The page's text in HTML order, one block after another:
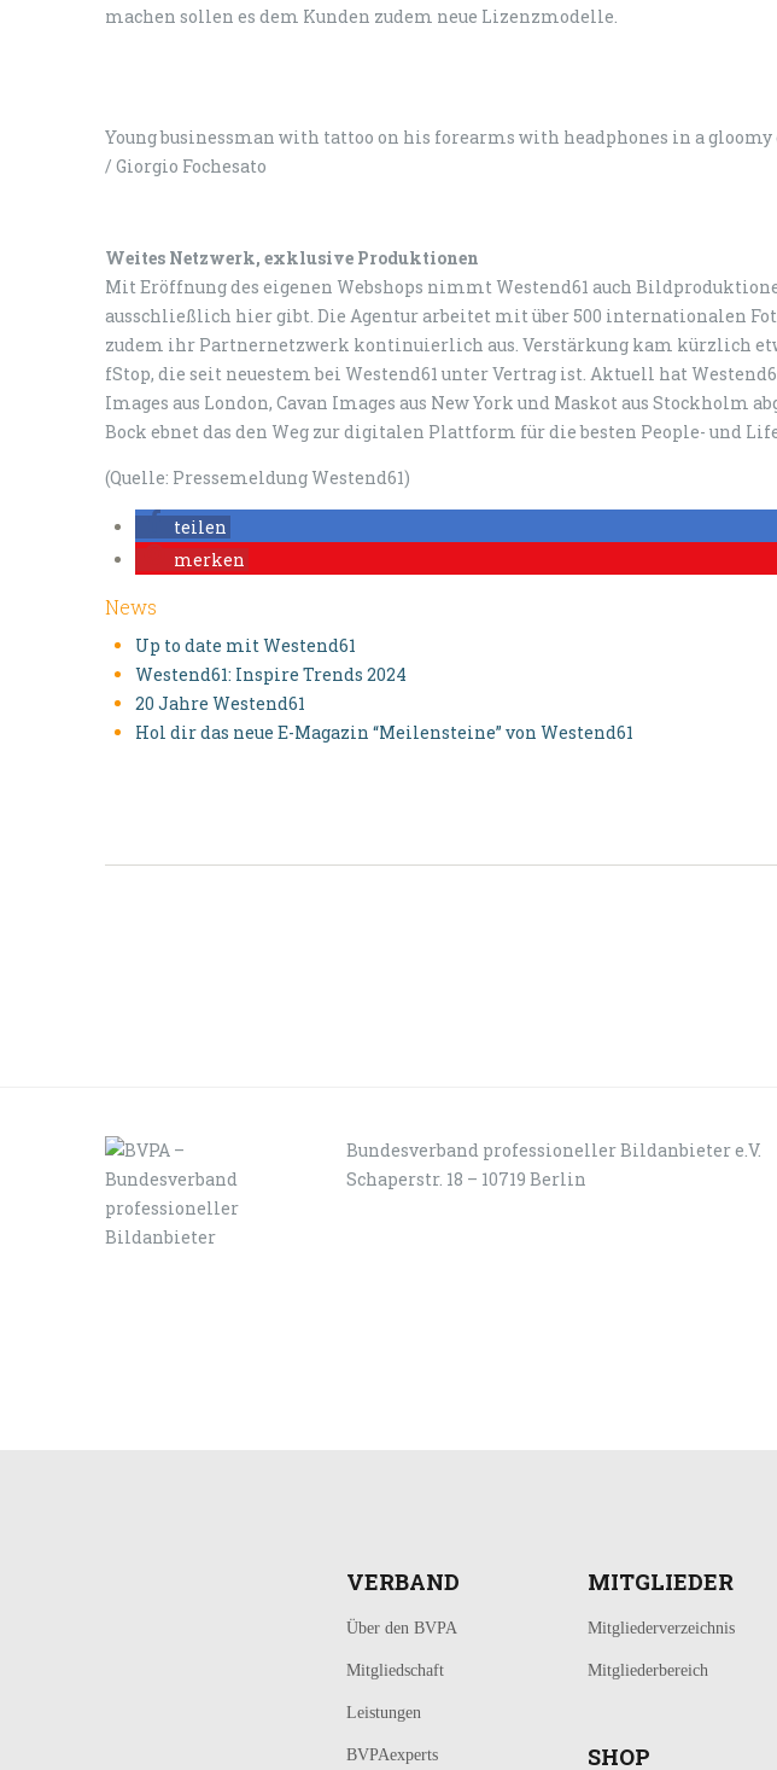
machen sollen es dem Kunden zudem neue Lizenzmodelle.
Young businessman with tattoo on his forearms with headphones in a gloomy
/ Giorgio Fochesato
Weites Netzwerk, exklusive Produktionen
Mit Eröffnung des eigenen Webshops nimmt Westend61 auch
ausschließlich hier gibt. Die Agentur arbeitet mit über 500 internationalen
zudem ihr Partnernetzwerk kontinuierlich aus. Verstärkung kam kürzlich
fStop, die seit neuestem bei Westend61 unter Vertrag ist. Aktuell hat
Images aus London, Cavan Images aus New York und Maskot aus Stockholm
Bock ebnet das den Weg zur digitalen Plattform für die besten People- und
(Quelle: Pressemeldung Westend61)
teilen
merken
News
Up to date mit Westend61
Westend61: Inspire Trends 2024
20 Jahre Westend61
Hol dir das neue E-Magazin “Meilensteine” von Westend61
Bundesverband professioneller Bildanbieter e.V.
Schaperstr. 18 – 10719 Berlin
VERBAND
Über den BVPA
Mitgliedschaft
Leistungen
BVPAexperts
MITGLIEDER
Mitgliederverzeichnis
Mitgliederbereich
SHOP